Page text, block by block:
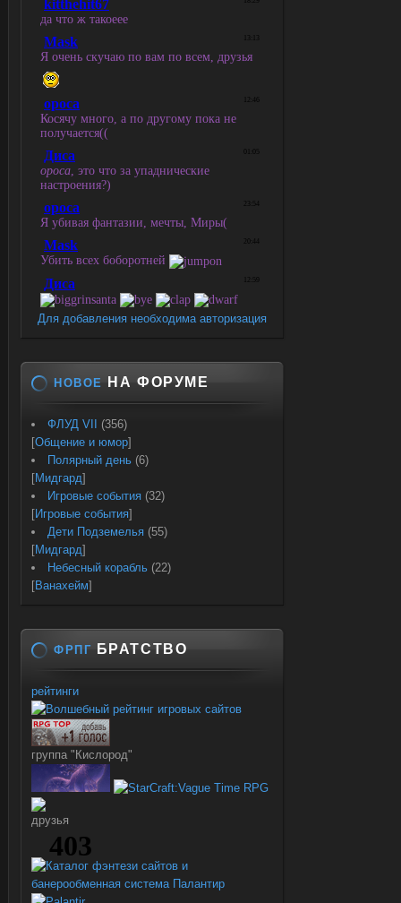
Для добавления необходима авторизация
НОВОЕ НА ФОРУМЕ
ФЛУД VII
(356)
[Общение и юмор]
Полярный день (6)
[Мидгард]
Игровые события (32)
[Игровые события]
Дети Подземелья (55)
[Мидгард]
Небесный корабль (22)
[Ванахейм]
ФРПГ БРАТСТВО
рейтинги
группа "Кислород"
друзья